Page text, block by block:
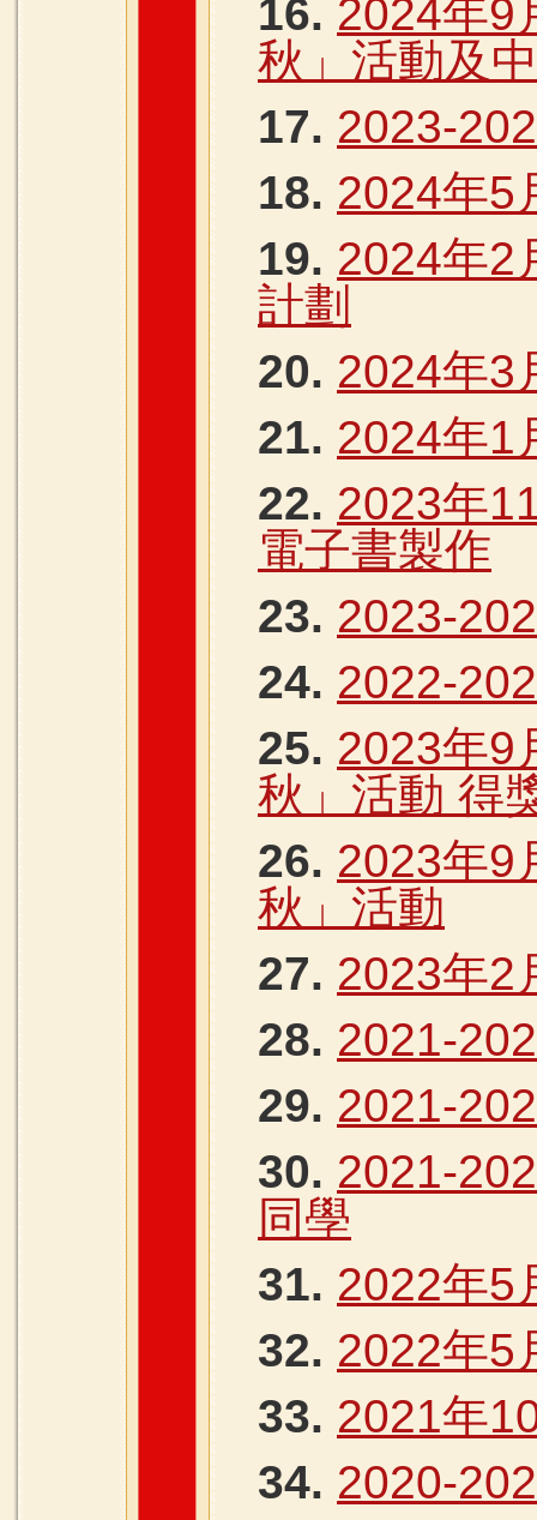
16. 2024年9
秋」活動及
17. 2023-
18. 2024年5
19. 2024年2
計劃
20. 2024年3
21. 2024年1
22. 2023年
電子書製作
23. 2023-
24. 2022-
25. 2023年9
秋」活動 得
26. 2023年9
秋」活動
27. 2023年2
28. 2021-
29. 2021-
30. 2021-
同學
31. 2022年5
32. 2022年5
33. 2021年
34. 2020-